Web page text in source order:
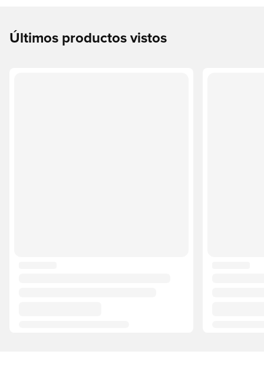
Últimos productos vistos